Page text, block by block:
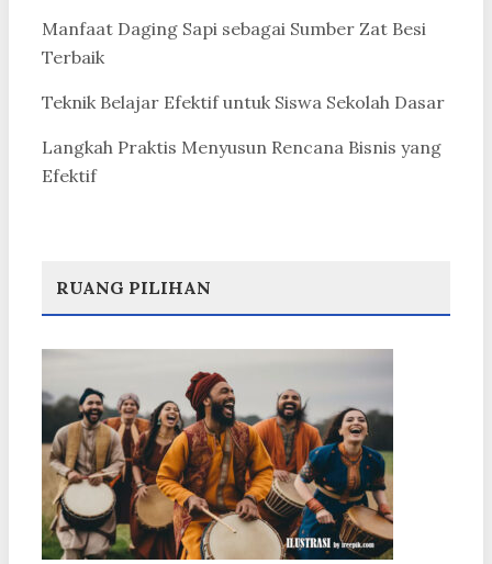
Manfaat Daging Sapi sebagai Sumber Zat Besi
Terbaik
Teknik Belajar Efektif untuk Siswa Sekolah Dasar
Langkah Praktis Menyusun Rencana Bisnis yang
Efektif
RUANG PILIHAN